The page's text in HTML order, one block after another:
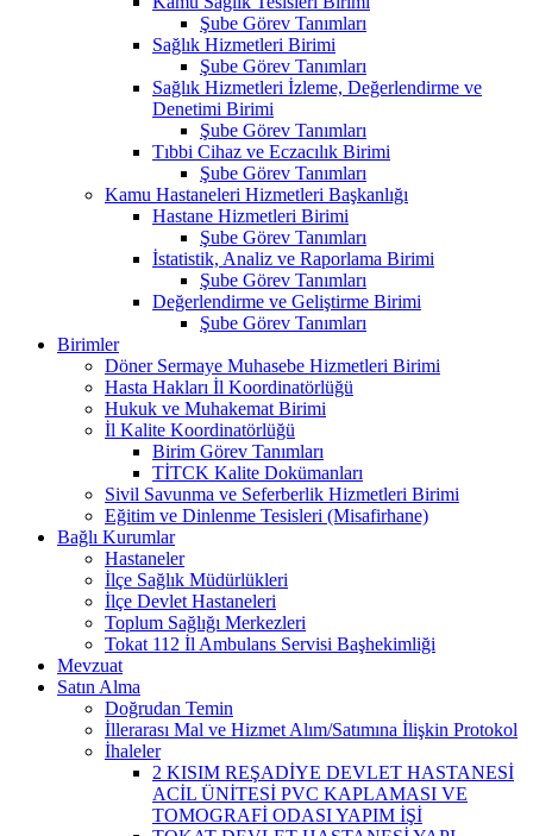
Şube Görev Tanımları
Sağlık Hizmetleri Birimi
Şube Görev Tanımları
Sağlık Hizmetleri İzleme, Değerlendirme ve
Denetimi Birimi
Şube Görev Tanımları
Tıbbi Cihaz ve Eczacılık Birimi
Şube Görev Tanımları
Kamu Hastaneleri Hizmetleri Başkanlığı
Hastane Hizmetleri Birimi
Şube Görev Tanımları
İstatistik, Analiz ve Raporlama Birimi
Şube Görev Tanımları
Değerlendirme ve Geliştirme Birimi
Şube Görev Tanımları
Birimler
Döner Sermaye Muhasebe Hizmetleri Birimi
Hasta Hakları İl Koordinatörlüğü
Hukuk ve Muhakemat Birimi
İl Kalite Koordinatörlüğü
Birim Görev Tanımları
TİTCK Kalite Dokümanları
Sivil Savunma ve Seferberlik Hizmetleri Birimi
Eğitim ve Dinlenme Tesisleri (Misafirhane)
Bağlı Kurumlar
Hastaneler
İlçe Sağlık Müdürlükleri
İlçe Devlet Hastaneleri
Toplum Sağlığı Merkezleri
Tokat 112 İl Ambulans Servisi Başhekimliği
Mevzuat
Satın Alma
Doğrudan Temin
İllerarası Mal ve Hizmet Alım/Satımına İlişkin Protokol
İhaleler
2 KISIM REŞADİYE DEVLET HASTANESİ
ACİL ÜNİTESİ PVC KAPLAMASI VE
TOMOGRAFİ ODASI YAPIM İŞİ